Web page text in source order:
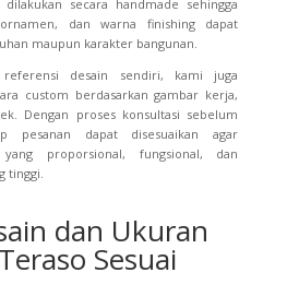
secara handmade sehingga
dan warna finishing dapat
maupun karakter bangunan.
desain sendiri, kami juga
custom berdasarkan gambar kerja,
Dengan proses konsultasi sebelum
pesanan dapat disesuaikan agar
yang proporsional, fungsional, dan
tinggi.
dan Ukuran
Sesuai